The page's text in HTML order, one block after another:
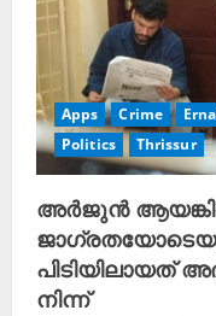
Apps Crime
Politics
Thrissur
അർജുൻ
പിടിയിലായത്
നിന്ന്